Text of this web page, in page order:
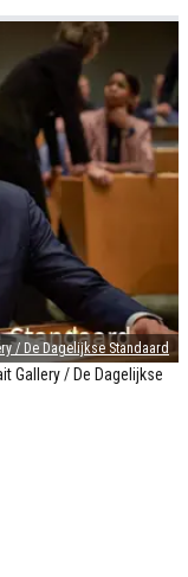
/ De Dagelijkse Standaard
Gallery / De Dagelijkse